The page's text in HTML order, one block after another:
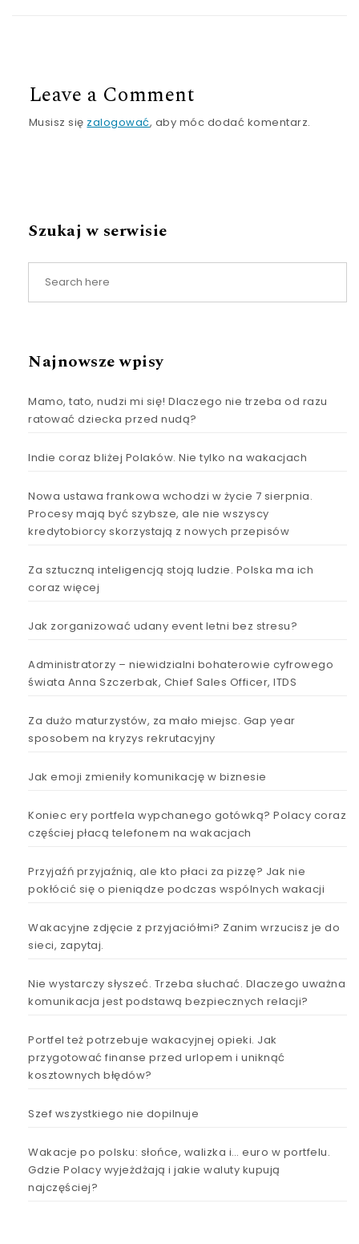
Leave a Comment
Musisz się zalogować, aby móc dodać komentarz.
Szukaj w serwisie
Najnowsze wpisy
Mamo, tato, nudzi mi się! Dlaczego nie trzeba od razu
ratować dziecka przed nudą?
Indie coraz bliżej Polaków. Nie tylko na wakacjach
Nowa ustawa frankowa wchodzi w życie 7 sierpnia.
Procesy mają być szybsze, ale nie wszyscy
kredytobiorcy skorzystają z nowych przepisów
Za sztuczną inteligencją stoją ludzie. Polska ma ich
coraz więcej
Jak zorganizować udany event letni bez stresu?
Administratorzy – niewidzialni bohaterowie cyfrowego
świata Anna Szczerbak, Chief Sales Officer, ITDS
Za dużo maturzystów, za mało miejsc. Gap year
sposobem na kryzys rekrutacyjny
Jak emoji zmieniły komunikację w biznesie
Koniec ery portfela wypchanego gotówką? Polacy coraz
częściej płacą telefonem na wakacjach
Przyjaźń przyjaźnią, ale kto płaci za pizzę? Jak nie
pokłócić się o pieniądze podczas wspólnych wakacji
Wakacyjne zdjęcie z przyjaciółmi? Zanim wrzucisz je do
sieci, zapytaj.
Nie wystarczy słyszeć. Trzeba słuchać. Dlaczego uważna
komunikacja jest podstawą bezpiecznych relacji?
Portfel też potrzebuje wakacyjnej opieki. Jak
przygotować finanse przed urlopem i uniknąć
kosztownych błędów?
Szef wszystkiego nie dopilnuje
Wakacje po polsku: słońce, walizka i… euro w portfelu.
Gdzie Polacy wyjeżdżają i jakie waluty kupują
najczęściej?